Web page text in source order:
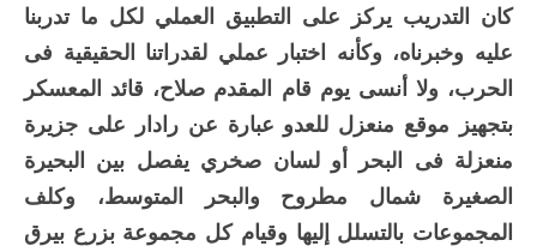
كان التدريب يركز على التطبيق العملي لكل ما تدربنا
عليه وخبرناه، وكأنه اختبار عملي لقدراتنا الحقيقية فى
الحرب، ولا أنسى يوم قام المقدم صلاح، قائد المعسكر
بتجهيز موقع منعزل للعدو عبارة عن رادار على جزيرة
منعزلة فى البحر أو لسان صخري يفصل بين البحيرة
الصغيرة شمال مطروح والبحر المتوسط، وكلف
المجموعات بالتسلل إليها وقيام كل مجموعة بزرع بيرق